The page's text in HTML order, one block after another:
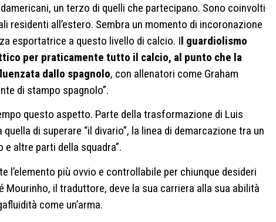
un terzo di quelli che partecipano. Sono coinvolti
residenti all’estero. Sembra un momento di incoronazione
esportatrice a questo livello di calcio. Il guardiolismo
per praticamente tutto il calcio, al punto che la
dallo spagnolo, con allenatori come Graham
di stampo spagnolo”.
questo aspetto. Parte della trasformazione di Luis
di superare “il divario”, la linea di demarcazione tra un
altre parti della squadra”.
l’elemento più ovvio e controllabile per chiunque desideri
Mourinho, il traduttore, deve la sua carriera alla sua abilità
come un’arma.